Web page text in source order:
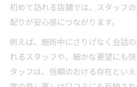
初めて訪れる店舗では、スタッフ
配りが安心感につながります。
例えば、施術中にさりげなく会話
れるスタッフや、細かな要望にも
タッフは、信頼のおける存在とい